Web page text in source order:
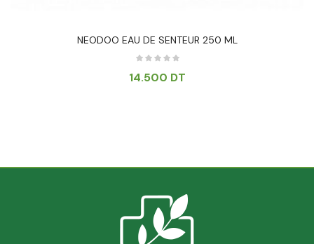
NEODOO EAU DE SENTEUR 250 ML
14.500 DT